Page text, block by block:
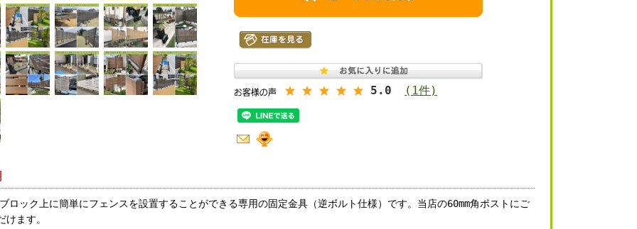
5.0 (1件)
ロック上に簡単にフェンスを設置することができる専用の固定金具（逆ボルト仕様）です。当店の60mm角ポストにご
けます。